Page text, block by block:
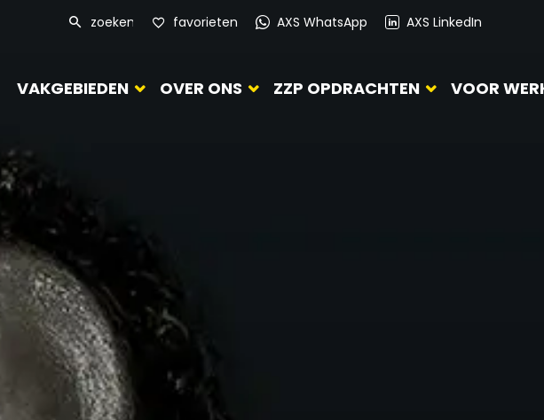
favorieten AXS WhatsApp AXS LinkedIn
VAKGEBIEDEN OVER ONS ZZP OPDRACHTEN VOOR